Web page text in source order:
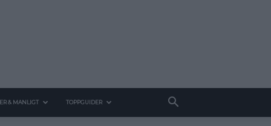
& MANLIGT TOPPGUIDER